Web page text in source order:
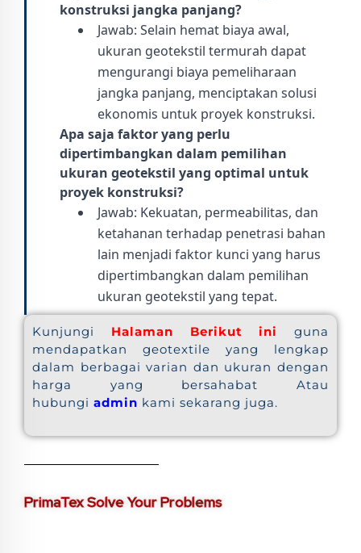
konstruksi jangka panjang?
Jawab: Selain hemat biaya awal,
ukuran geotekstil termurah dapat
mengurangi biaya pemeliharaan
jangka panjang, menciptakan solusi
ekonomis untuk proyek konstruksi.
Apa saja faktor yang perlu
dipertimbangkan dalam pemilihan
ukuran geotekstil yang optimal untuk
proyek konstruksi?
Jawab: Kekuatan, permeabilitas, dan
ketahanan terhadap penetrasi bahan
lain menjadi faktor kunci yang harus
dipertimbangkan dalam pemilihan
ukuran geotekstil yang tepat.
Kunjungi Halaman Berikut ini
guna
mendapatkan geotextile yang lengkap
dalam berbagai varian dan ukuran dengan
harga yang bersahabat Atau
hubungi admin kami sekarang juga.
PrimaTex Solve Your Problems